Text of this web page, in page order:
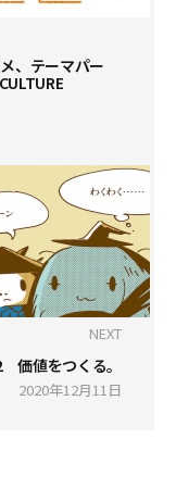
、テーマパー
NEXT
価値をつくる。
2020年12月11日